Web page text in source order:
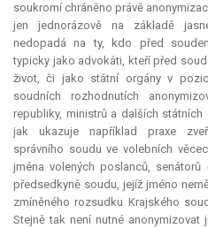
soukromí chráněno právě
jen jednorázově na základě
nedopadá na ty, kdo před
typicky jako advokáti, kteří před
život, či jako státní orgány v
soudních rozhodnutích
republiky, ministrů a dalších
jak ukazuje například praxe
správního soudu ve volebních
jména volených poslanců,
předsedkyně soudu, jejíž jméno
zmíněného rozsudku Krajského
Stejně tak není nutné anonymizovat